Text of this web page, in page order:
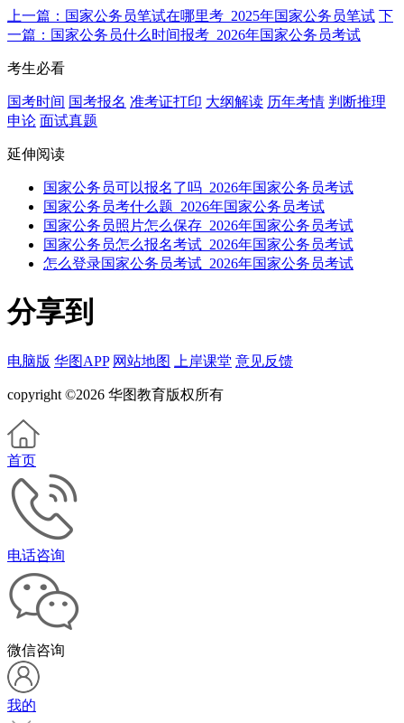
上一篇：国家公务员笔试在哪里考_2025年国家公务员笔试 下
一篇：国家公务员什么时间报考_2026年国家公务员考试
考生必看
国考时间 国考报名 准考证打印 大纲解读 历年考情 判断推理
申论 面试真题
延伸阅读
国家公务员可以报名了吗_2026年国家公务员考试
国家公务员考什么题_2026年国家公务员考试
国家公务员照片怎么保存_2026年国家公务员考试
国家公务员怎么报名考试_2026年国家公务员考试
怎么登录国家公务员考试_2026年国家公务员考试
分享到
电脑版 华图APP 网站地图 上岸课堂 意见反馈
copyright ©2026 华图教育版权所有
首页
电话咨询
微信咨询
我的